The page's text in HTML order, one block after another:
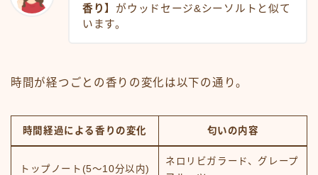
香り】 がウッドセージ&シーソルトと似て
います。
時間が経つごとの香りの変化は以下の通り。
時間経過による香りの変化 匂いの内容
トップノート(5～10分以内)
ネロリビガラード、グレープ